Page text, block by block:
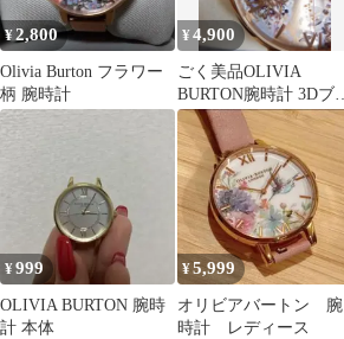
¥2,800
Olivia Burton フラワー
柄 腕時計
¥4,900
ごく美品OLIVIA
BURTON腕時計 3Dブー
ケ 動作OK完品 36mm
¥999
OLIVIA BURTON 腕時
計 本体
¥5,999
オリビアバートン 腕
時計 レディース